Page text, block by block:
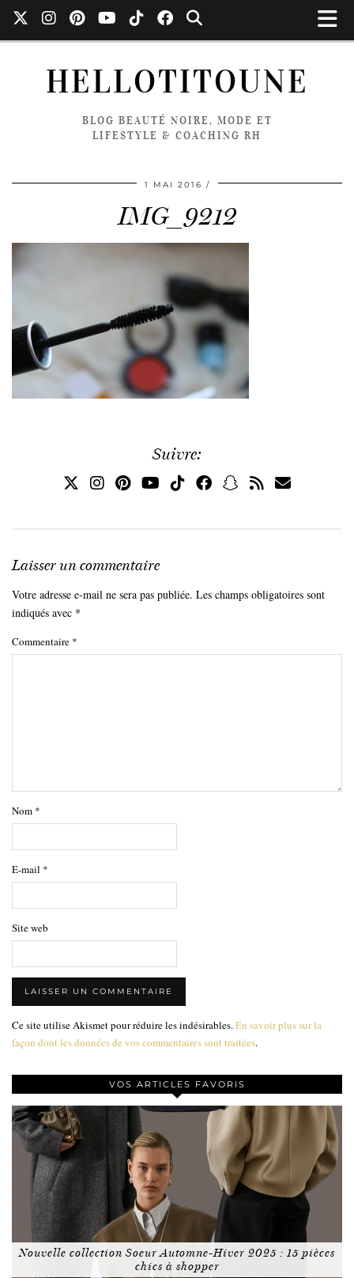
HELLOTITOUNE
BLOG BEAUTÉ NOIRE, MODE ET
LIFESTYLE & COACHING RH
1 MAI 2016
IMG_9212
Suivre:
Laisser un commentaire
Votre adresse e-mail ne sera pas publiée. Les champs obligatoires sont
indiqués avec *
Commentaire *
Nom *
E-mail *
Site web
Ce site utilise Akismet pour réduire les indésirables. En savoir plus sur la
façon dont les données de vos commentaires sont traitées.
VOS ARTICLES FAVORIS
Nouvelle collection Soeur Automne-Hiver 2025 : 15 pièces
chics à shopper